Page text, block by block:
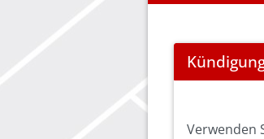
Cancel
Abo
Verwenden